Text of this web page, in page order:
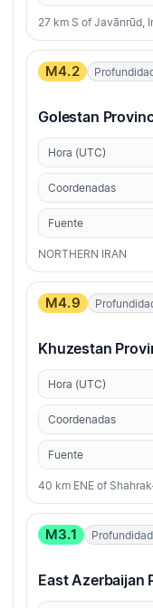
27 km S of Javānrūd,
M4.2
Golestan
Hora (UTC)
Coordenadas
Fuente
NORTHERN IRAN
M4.9
Khuzestan
Hora (UTC)
Coordenadas
Fuente
40 km ENE of
M3.1
East Azerbaijan